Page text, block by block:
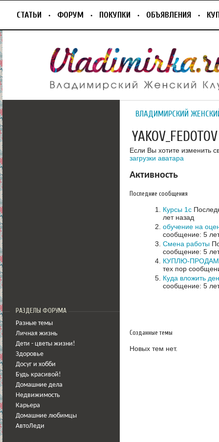
СТАТЬИ ФОРУМ ПОКУПКИ ОБЪЯВЛЕНИЯ
РАЗДЕЛЫ ФОРУМА
Разные темы
Личная жизнь
Дети - цветы жизни!
Здоровье
Досуг и хобби
Будь красивой!
Домашние дела
Недвижимость
Карьера
Домашние любимцы
АвтоЛеди
ВЛАДИМИРСКИЙ
YAKOV_FEDOTOV
Если Вы хотите изменить
загрузки аватара
Активность
Последние сообщения
Курсы 1с
лет назад
обучение на
сообщение: 5
Смена работы
сообщение: 5
КУПЛЮ-ПРОДАМ
тех пор
Куда вложить
сообщение: 5
Созданные темы
Новых тем нет.